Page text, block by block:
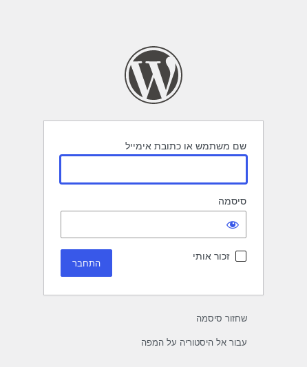
שם משתמש או כתובת אימייל
סיסמה
זכור אותי
שחזור סיסמה
עבור אל היסטוריה על המפה